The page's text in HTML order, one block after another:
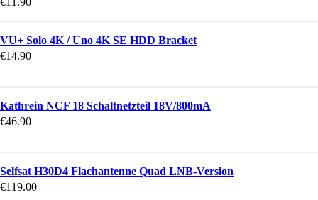
VU+ Solo 4K / Uno 4K SE HDD Bracket
€14.90
Kathrein NCF 18 Schaltnetzteil 18V/800mA
€46.90
Selfsat H30D4 Flachantenne Quad LNB-Version
€119.00